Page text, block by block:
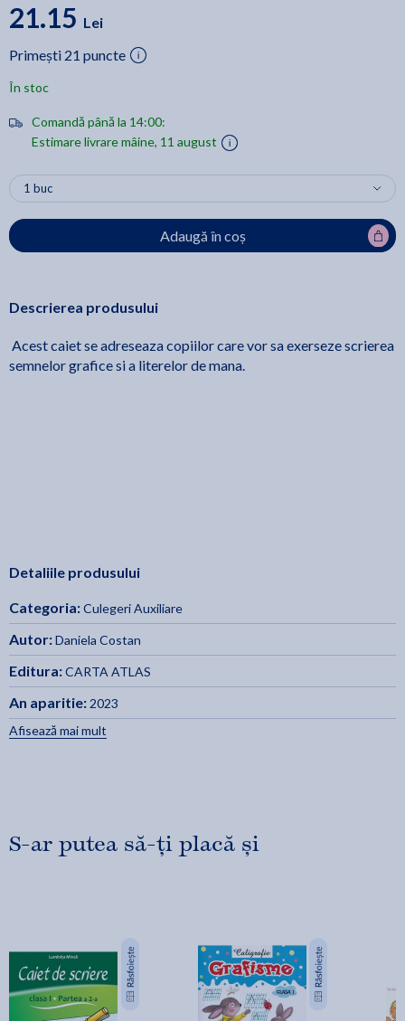
21.15 Lei
Primești 21 puncte
În stoc
Comandă până la 14:00:
Estimare livrare mâine, 11 august
Adaugă în coș
Descrierea produsului
Acest caiet se adreseaza copiilor care vor sa exerseze scrierea
semnelor grafice si a literelor de mana.
Detaliile produsului
Categoria:Culegeri Auxiliare
Autor:Daniela Costan
Editura:CARTA ATLAS
An aparitie: 2023
Afisează mai mult
S-ar putea să-ți placă și